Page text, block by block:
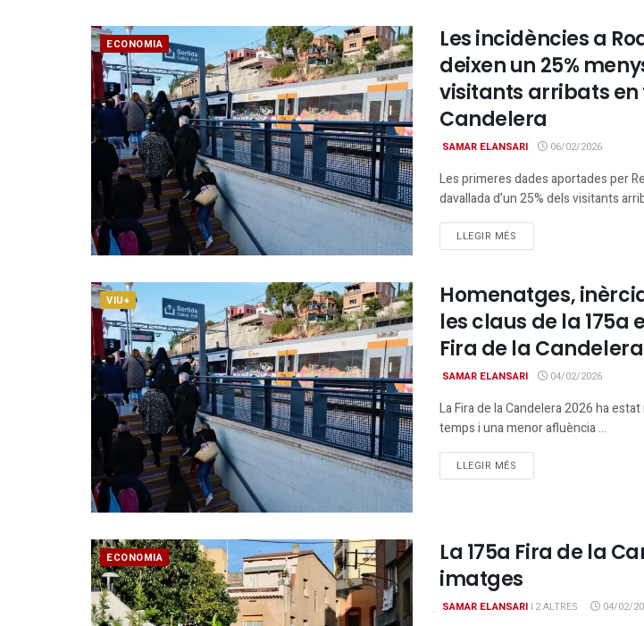
ECONOMIA
Les incidències a
deixen un 25%
visitants arribats en
Candelera
SAMAR ELANSARI 06/02/2026
Les primeres dades aportades per
davallada d’un 25% dels visitants
LLEGIR MÉS
VIU+
Homenatges,
les claus de la 175a
Fira de la Candelera
SAMAR ELANSARI 04/02/2026
La Fira de la Candelera 2026 ha
temps i una menor afluència ...
LLEGIR MÉS
ECONOMIA
La 175a Fira de la
imatges
SAMAR ELANSARI I 2 ALTRES 04/02/